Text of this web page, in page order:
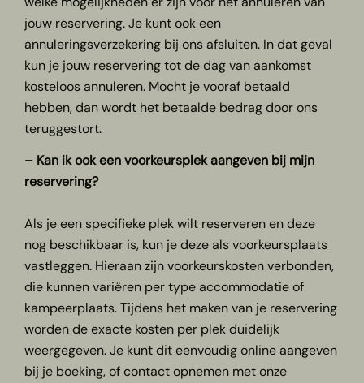
jouw reservering. Je kunt ook een
annuleringsverzekering bij ons afsluiten. In dat geval
kun je jouw reservering tot de dag van aankomst
kosteloos annuleren. Mocht je vooraf betaald
hebben, dan wordt het betaalde bedrag door ons
teruggestort.
– Kan ik ook een voorkeursplek aangeven bij mijn
reservering?
Als je een specifieke plek wilt reserveren en deze
nog beschikbaar is, kun je deze als voorkeursplaats
vastleggen. Hieraan zijn voorkeurskosten verbonden,
die kunnen variëren per type accommodatie of
kampeerplaats. Tijdens het maken van je reservering
worden de exacte kosten per plek duidelijk
weergegeven. Je kunt dit eenvoudig online aangeven
bij je boeking, of contact opnemen met onze